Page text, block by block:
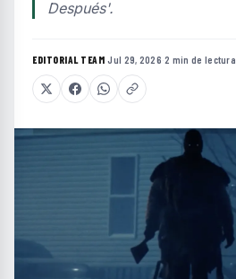
Después'.
EDITORIAL TEAM·Jul 29, 2026·2 min de lectura